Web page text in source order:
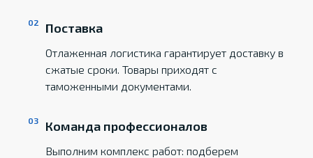
Поставка
Отлаженная логистика гарантирует доставку в
сжатые сроки. Товары приходят с
таможенными документами.
Команда профессионалов
Выполним комплекс работ: подберем